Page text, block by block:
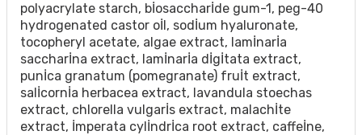
polyacrylate starch, bİosaccharİde gum-1, peg-40
hydrogenated castor oİl, sodİum hyaluronate,
tocopheryl acetate, algae extract, lamİnarİa
saccharİna extract, lamİnarİa dİgİtata extract,
punİca granatum (pomegranate) fruİt extract,
salİcornİa herbacea extract, lavandula stoechas
extract, chlorella vulgarİs extract, malachİte
extract, İmperata cylİndrİca root extract, caffeİne,